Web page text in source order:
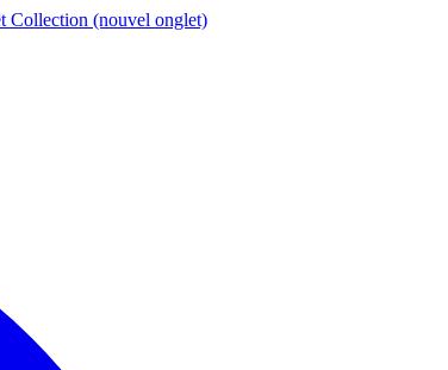
Collection (nouvel onglet)